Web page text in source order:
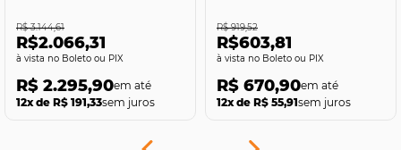
R$2.066,31
no Boleto ou PIX
R$ 3.144,61
R$ 2.295,90
12x de R$ 191,33sem juros
R$603,81
no Boleto ou PIX
R$ 919,52
R$ 670,90
12x de R$ 55,91sem juros